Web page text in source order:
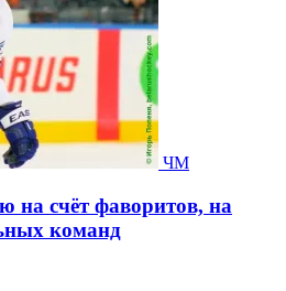
ЧМ
на счёт фаворитов, на
команд